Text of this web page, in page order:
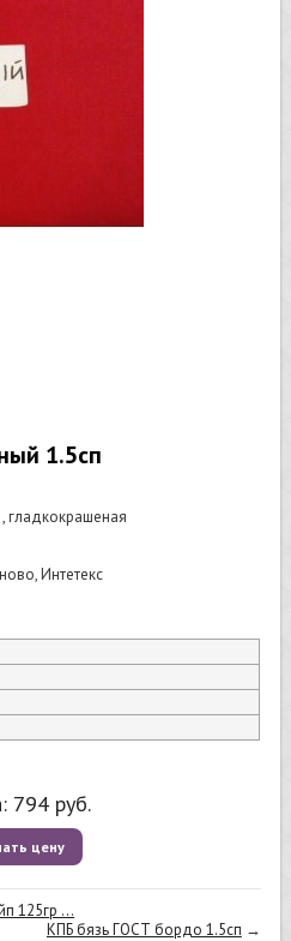
1.5сп
гладкокрашеная
Интетекс
794 руб.
цену
125гр ...
КПБ бязь ГОСТ бордо 1.5сп →